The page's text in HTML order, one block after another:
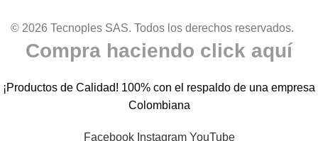
© 2026 Tecnoples SAS. Todos los derechos reservados.
Compra haciendo click aquí
¡Productos de Calidad! 100% con el respaldo de una empresa
Colombiana
Facebook Instagram YouTube